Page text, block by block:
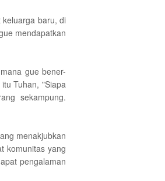
keluarga baru, di
mendapatkan
gue bener-
Tuhan, "Siapa
sekampung.
menakjubkan
komunitas yang
pengalaman